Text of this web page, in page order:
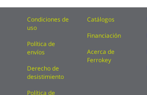
Condiciones de
uso
Política de
envíos
Derecho de
desistimiento
Política de
Catálogos
Financiación
Acerca de
Ferrokey